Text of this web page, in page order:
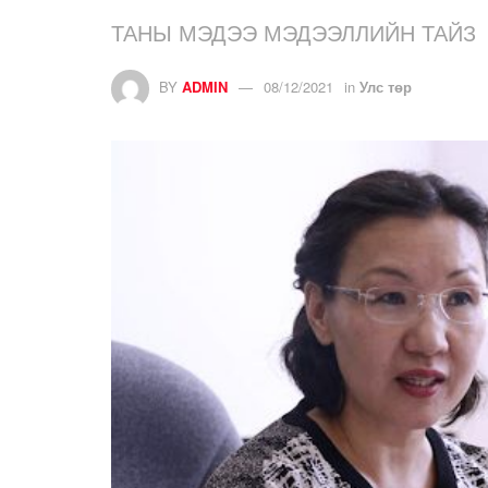
ТАНЫ МЭДЭЭ МЭДЭЭЛЛИЙН ТАЙЗ
BY ADMIN 08/12/2021 in Улс төр